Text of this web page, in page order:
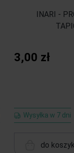
INARI -
3,00 zł
Wysyłka w 7 dni
do